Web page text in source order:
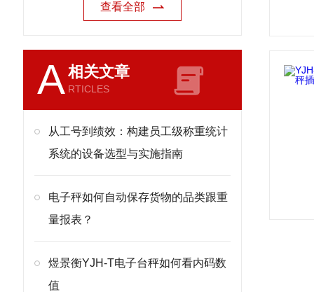
查看全部
A相关文章
RTICLES
从工号到绩效：构建员工级称重统计
系统的设备选型与实施指南
电子秤如何自动保存货物的品类跟重
量报表？
煜景衡YJH-T电子台秤如何看内码数
值